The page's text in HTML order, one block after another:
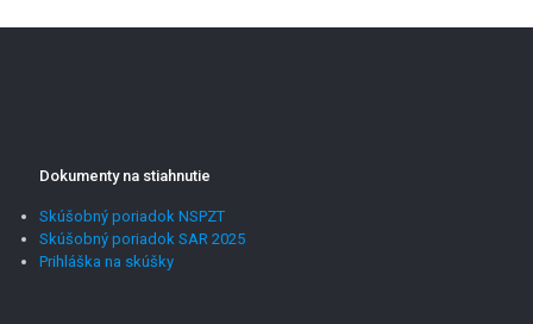
Dokumenty na stiahnutie
Skúšobný poriadok NSPZT
Skúšobný poriadok SAR 2025
Prihláška na skúšky